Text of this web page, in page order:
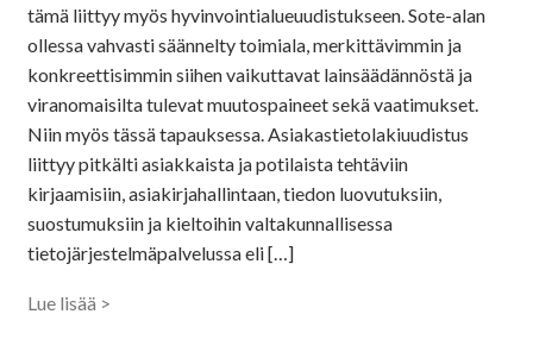
tämä liittyy myös hyvinvointialueuudistukseen. Sote-alan
ollessa vahvasti säännelty toimiala, merkittävimmin ja
konkreettisimmin siihen vaikuttavat lainsäädännöstä ja
viranomaisilta tulevat muutospaineet sekä vaatimukset.
Niin myös tässä tapauksessa. Asiakastietolakiuudistus
liittyy pitkälti asiakkaista ja potilaista tehtäviin
kirjaamisiin, asiakirjahallintaan, tiedon luovutuksiin,
suostumuksiin ja kieltoihin valtakunnallisessa
tietojärjestelmäpalvelussa eli […]
Lue lisää >